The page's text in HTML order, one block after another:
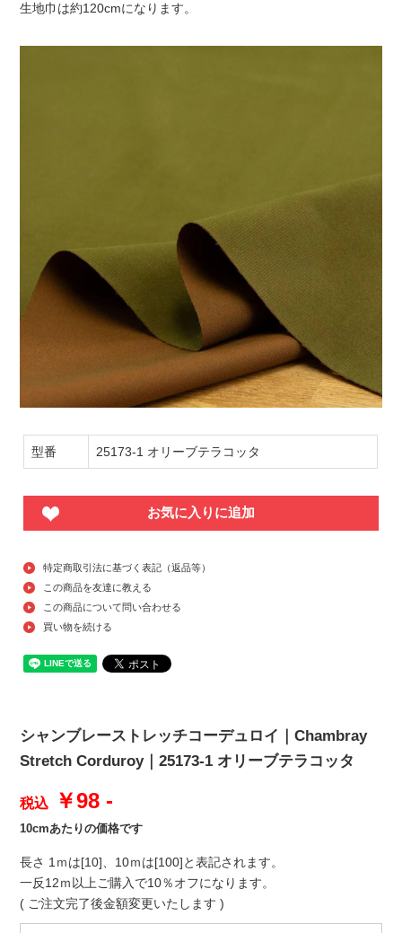
生地巾は約120cmになります。
型番 25173-1 オリーブテラコッタ
お気に入りに追加
特定商取引法に基づく表記（返品等）
この商品を友達に教える
この商品について問い合わせる
買い物を続ける
シャンブレーストレッチコーデュロイ｜Chambray
Stretch Corduroy｜25173-1 オリーブテラコッタ
税込 ￥98 -
10cmあたりの価格です
長さ 1ｍは[10]、10ｍは[100]と表記されます。
一反12ｍ以上ご購入で10％オフになります。
( ご注文完了後金額変更いたします )